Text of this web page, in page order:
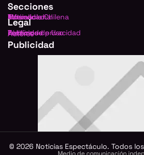
Secciones
Farándula Chilena
Internacional
TV
Música
Actualidad
Legal
Política de privacidad
Términos de Uso
Publicidad
Autores
Publicidad
© 2026 Noticias Espectáculo. Todos